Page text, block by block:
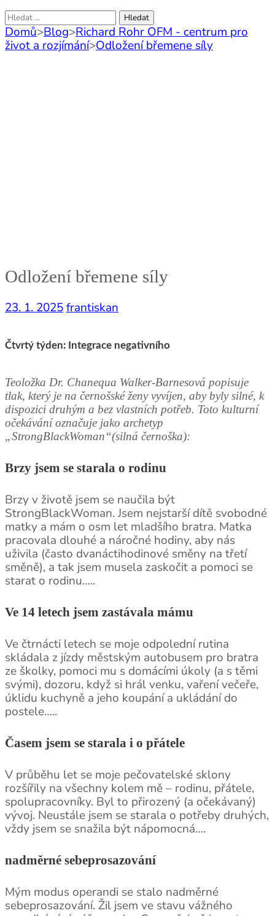
Vyhledávání
Domů>Blog>Richard Rohr OFM - centrum pro
život a rozjímání>Odložení břemene síly
Odložení břemene síly
23. 1. 2025frantiskan
Čtvrtý týden: Integrace negativního
Teoložka Dr. Chanequa Walker-Barnesová popisuje
tlak, který je na černošské ženy vyvíjen, aby byly silné, k
dispozici druhým a bez vlastních potřeb. Toto kulturní
očekávání označuje jako archetyp
„StrongBlackWoman“(silná černoška):
Brzy jsem se starala o rodinu
Brzy v životě jsem se naučila být
StrongBlackWoman. Jsem nejstarší dítě svobodné
matky a mám o osm let mladšího bratra. Matka
pracovala dlouhé a náročné hodiny, aby nás
uživila (často dvanáctihodinové směny na třetí
směně), a tak jsem musela zaskočit a pomoci se
starat o rodinu…..
Ve 14 letech jsem zastávala mámu
Ve čtrnácti letech se moje odpolední rutina
skládala z jízdy městským autobusem pro bratra
ze školky, pomoci mu s domácími úkoly (a s těmi
svými), dozoru, když si hrál venku, vaření večeře,
úklidu kuchyně a jeho koupání a ukládání do
postele…..
Časem jsem se starala i o přátele
V průběhu let se moje pečovatelské sklony
rozšířily na všechny kolem mě – rodinu, přátele,
spolupracovníky. Byl to přirozený (a očekávaný)
vývoj. Neustále jsem se starala o potřeby druhých,
vždy jsem se snažila být nápomocná….
nadměrné sebeprosazování
Mým modus operandi se stalo nadměrné
sebeprosazování. Žil jsem ve stavu vážného